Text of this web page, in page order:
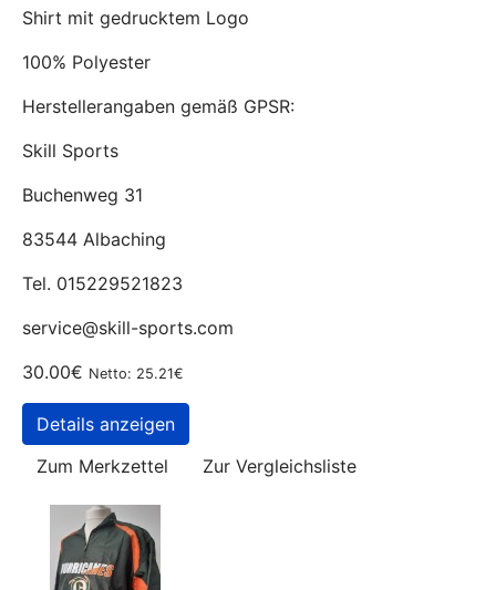
Shirt mit gedrucktem Logo
100% Polyester
Herstellerangaben gemäß GPSR:
Skill Sports
Buchenweg 31
83544 Albaching
Tel. 015229521823
service@skill-sports.com
30.00€ Netto: 25.21€
Details anzeigen
Zum Merkzettel
Zur Vergleichsliste